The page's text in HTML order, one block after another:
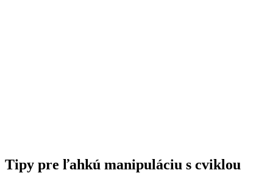
Tipy pre ľahkú manipuláciu s cviklou